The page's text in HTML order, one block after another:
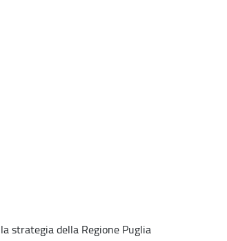
strategia della Regione Puglia